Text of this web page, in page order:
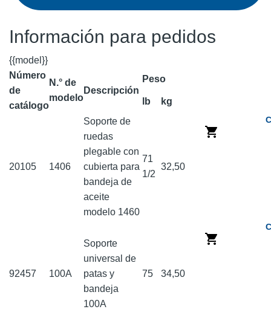
Información para pedidos
{{model}}
Número
de
catálogo
N.° de
modelo
Descripción
Peso
lb kg
20105 1406
Soporte de
ruedas
plegable con
cubierta para
bandeja de
aceite
modelo 1460
71
1/2
32,50
92457 100A
Soporte
universal de
patas y
bandeja
100A
75 34,50